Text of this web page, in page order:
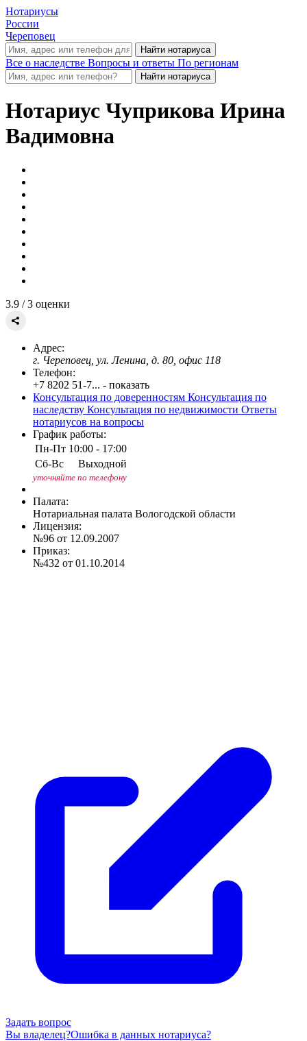
Нотариусы
России
Череповец
Все о наследстве Вопросы и ответы По регионам
Нотариус Чуприкова Ирина
Вадимовна
3.9 / 3 оценки
Адрес:
г. Череповец, ул. Ленина, д. 80, офис 118
Телефон:
+7 8202 51-7... - показать
Консультация по доверенностям Консультация по
наследству Консультация по недвижимости Ответы
нотариусов на вопросы
График работы:
Пн-Пт 10:00 - 17:00
Сб-Вс
Выходной
уточняйте по телефону
Палата:
Нотариальная палата Вологодской области
Лицензия:
№96 от 12.09.2007
Приказ:
№432 от 01.10.2014
Задать вопрос
Вы владелец?Ошибка в данных нотариуса?